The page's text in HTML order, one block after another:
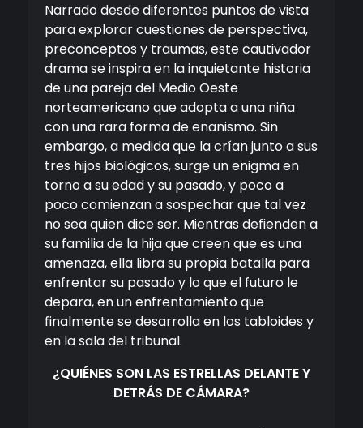
Narrado desde diferentes puntos de vista
para explorar cuestiones de perspectiva,
preconceptos y traumas, este cautivador
drama se inspira en la inquietante historia
de una pareja del Medio Oeste
norteamericano que adopta a una niña
con una rara forma de enanismo. Sin
embargo, a medida que la crían junto a sus
tres hijos biológicos, surge un enigma en
torno a su edad y su pasado, y poco a
poco comienzan a sospechar que tal vez
no sea quien dice ser. Mientras defienden a
su familia de la hija que creen que es una
amenaza, ella libra su propia batalla para
enfrentar su pasado y lo que el futuro le
depara, en un enfrentamiento que
finalmente se desarrolla en los tabloides y
en la sala del tribunal.
¿QUIÉNES SON LAS ESTRELLAS DELANTE Y
DETRÁS DE CÁMARA?